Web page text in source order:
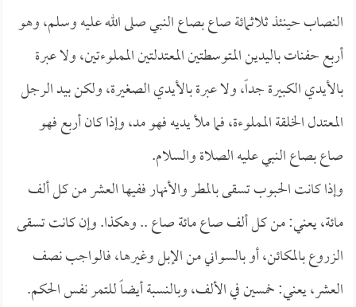
النصاب حينئذ ثلاثمائة صاع بصاع النبي صلى الله عليه وسلم، وهو
أربع حفنات باليدين المتوسطتين المعتدلتين المملوءتين، ولا عبرة
بالأيدي الكبيرة جداً، ولا عبرة بالأيدي الصغيرة، ولكن بيد الرجل
المعتدل الخلقة المملوءة، فما ملأ يديه فهو مد، وإذا كان أربع فهو
صاع بصاع النبي عليه الصلاة والسلام.
وإذا كانت الحبوب تسقى بالمطر والأنهار ففيها العشر من كل ألف
مائة، يعني: من كل ألف صاع مائة صاع .. وهكذا. وإن كانت تسقى
الزروع بالمكائن، أو بالسواني من الإبل وغيرها، فالواجب نصف
العشر، يعني: خمسين في الألف، وبالنسبة أيضاً للتمر نفس الحكم.